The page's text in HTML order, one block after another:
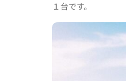
１台です。